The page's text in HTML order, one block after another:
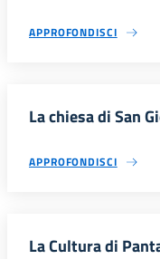
APPROFONDISCI
La chiesa di San
APPROFONDISCI
La Cultura di